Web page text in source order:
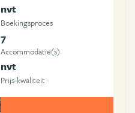
nvt
Boekingsproces
7
Accommodatie(s)
nvt
Prijs-kwaliteit